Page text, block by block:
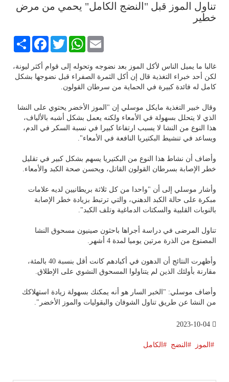
تناول الموز قبل "النضج الكامل" يحمي من مرض
خطير
ShareFacebookTwitter
WhatsApp Email
غالبا ما يميل الناس لأكل الموز بعد نضوجه وتحوله إلى قوام أكثر ليونة،
لكن أحد خبراء التغذية قال إن أكل الثمرة الصفراء قبل نضوجها بشكل
كامل له فائدة كبيرة في الحماية من سرطان القولون.
وقال خبير التغذية مايكل موسلي إن "الموز الأخضر يحتوي على النشا
الذي لا يتحلل بسهولة في الأمعاء ولكنه يعمل بشكل أشبه بالألياف،
هذا النوع من النشا لا يسبب ارتفاعا كبيرا في نسبة السكر في الدم،
ويساعد في تنشيط البكتيريا النافعة في الأمعاء".
وأضاف أن نشاط هذا النوع من البكتيريا يسهم بشكل كبير في تقليل
خطر الإصابة بسرطان القولون القاتل، ويحسن صحة الكبد والأمعاء.
وأشار موسلي إلى أن "واحدا من كل ثلاثة بريطانيين لديه علامات
مبكرة على حالة الكبد الدهني، والتي ترتبط بزيادة خطر الإصابة
بالنوبات القلبية والسكتات الدماغية وتلف الكبد".
تناول المرضى في دراسة أجراها باحثون صينيون مسحوق النشا
المصنوع من الذرة مرتين يوميا لمدة 4 أشهر.
وأظهرت النتائج أن الدهون في أكبادهم كانت أقل بنسبة 40 بالمئة،
مقارنة بأولئك الذين لم يتناولوا المسحوق النشوي على الإطلاق.
وأضاف موسلي: "الخبر السار هو أنه يمكنك بسهولة زيادة استهلاكك
من النشا عن طريق تناول الشوفان والبقوليات والموز الأخضر".
الموز النضج الكامل